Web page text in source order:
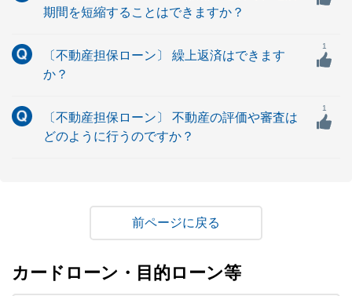
期間を短縮することはできますか？
〔不動産担保ローン〕 繰上返済はできます
か？
1
〔不動産担保ローン〕 不動産の評価や審査は
どのように行うのですか？
1
戻る
カードローン・目的ローン等